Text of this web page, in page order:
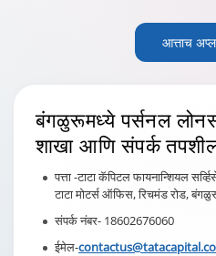
आत्ताच
बंगळुरूमध्ये पर्सनल
शाखा आणि संपर्क
पत्ता -टाटा कॅपिटल फायनान्शियल
टाटा मोटर्स ऑफिस, रिचमंड रोड,
संपर्क नंबर- 18602676060
ईमेल-